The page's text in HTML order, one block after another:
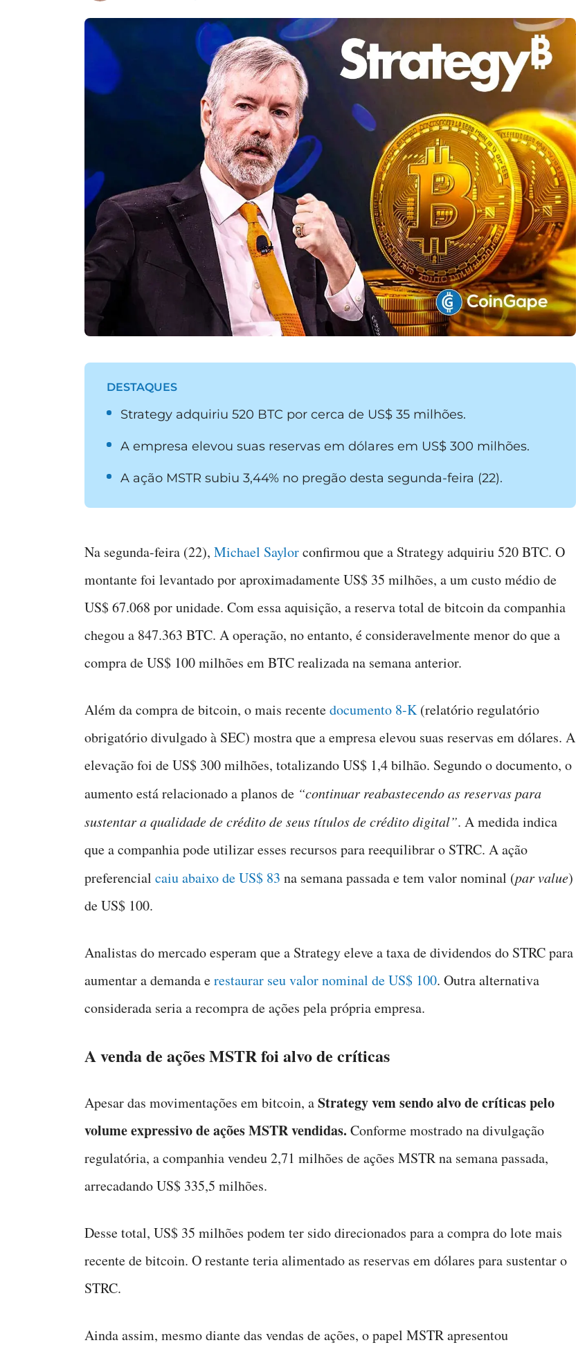
DESTAQUES
Strategy adquiriu 520 BTC por cerca de US$ 35 milhões.
A empresa elevou suas reservas em dólares em US$ 300 milhões.
A ação MSTR subiu 3,44% no pregão desta segunda-feira (22).
Na segunda-feira (22), Michael Saylorconfirmou que a Strategy adquiriu 520 BTC. O
montante foi levantado por aproximadamente US$ 35 milhões, a um custo médio de
US$ 67.068 por unidade. Com essa aquisição, a reserva total de bitcoin da companhia
chegou a 847.363 BTC. A operação, no entanto, é consideravelmente menor do que a
compra de US$ 100 milhões em BTC realizada na semana anterior.
Além da compra de bitcoin, o mais recentedocumento 8-K(relatório regulatório
obrigatório divulgado à SEC) mostra que a empresa elevou suas reservas em dólares. A
elevação foi de US$ 300 milhões, totalizando US$ 1,4 bilhão. Segundo o documento, o
aumento está relacionado a planos de “continuar reabastecendo as reservas para
sustentar a qualidade de crédito de seus títulos de crédito digital”. A medida indica
que a companhia pode utilizar esses recursos para reequilibrar o STRC. A ação
preferencial caiu abaixo de US$ 83 na semana passada e tem valor nominal (par value)
de US$ 100.
Analistas do mercado esperam que a Strategy eleve a taxa de dividendos do STRC para
aumentar a demanda erestaurar seu valor nominal de US$ 100. Outra alternativa
considerada seria a recompra de ações pela própria empresa.
A venda de ações MSTR foi alvo de críticas
Apesar das movimentações em bitcoin, aStrategy vem sendo alvo de críticas pelo
volume expressivo de ações MSTR vendidas. Conforme mostrado na divulgação
regulatória, a companhia vendeu 2,71 milhões de ações MSTR na semana passada,
arrecadando US$ 335,5 milhões.
Desse total, US$ 35 milhões podem ter sido direcionados para a compra do lote mais
recente de bitcoin. O restante teria alimentado as reservas em dólares para sustentar o
STRC.
Ainda assim, mesmo diante das vendas de ações, o papel MSTR apresentou